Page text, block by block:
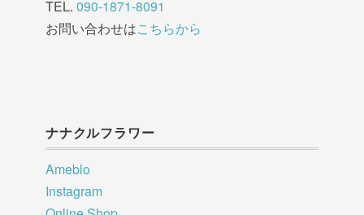
TEL. 090-1871-8091
お問い合わせはこちらから
ナナクルフラワー
Ameblo
Instagram